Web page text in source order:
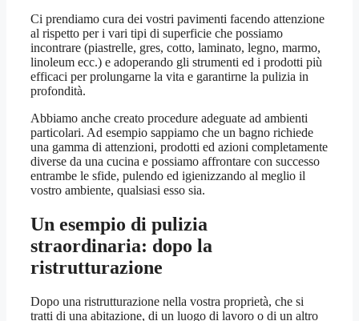
Ci prendiamo cura dei vostri pavimenti facendo attenzione
al rispetto per i vari tipi di superficie che possiamo
incontrare (piastrelle, gres, cotto, laminato, legno, marmo,
linoleum ecc.) e adoperando gli strumenti ed i prodotti più
efficaci per prolungarne la vita e garantirne la pulizia in
profondità.
Abbiamo anche creato procedure adeguate ad ambienti
particolari. Ad esempio sappiamo che un bagno richiede
una gamma di attenzioni, prodotti ed azioni completamente
diverse da una cucina e possiamo affrontare con successo
entrambe le sfide, pulendo ed igienizzando al meglio il
vostro ambiente, qualsiasi esso sia.
Un esempio di pulizia
straordinaria: dopo la
ristrutturazione
Dopo una ristrutturazione nella vostra proprietà, che si
tratti di una abitazione, di un luogo di lavoro o di un altro